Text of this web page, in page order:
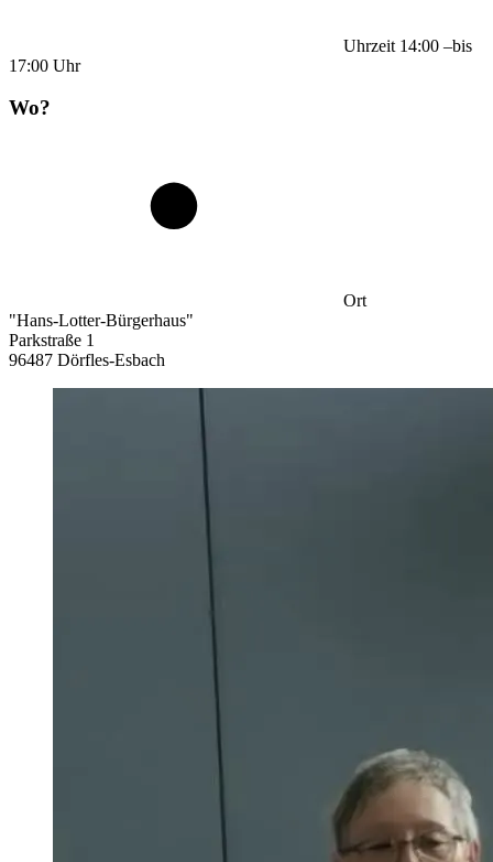
Uhrzeit 14:00 –bis
17:00 Uhr
Wo?
Ort
"Hans-Lotter-Bürgerhaus"
Parkstraße 1
96487 Dörfles-Esbach